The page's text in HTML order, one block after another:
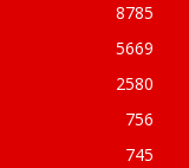
8785
5669
2580
756
745